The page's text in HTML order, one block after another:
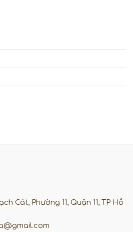
Cát, Phường 11, Quận 11, TP Hồ